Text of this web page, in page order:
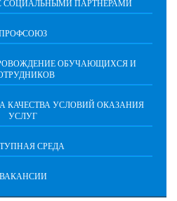
СОЦИАЛЬНЫМИ ПАРТНЕРАМИ
ОБУЧАЮЩИХСЯ И
КАЧЕСТВА УСЛОВИЙ ОКАЗАНИЯ
УСЛУГ
СРЕДА
ВАКАНСИИ